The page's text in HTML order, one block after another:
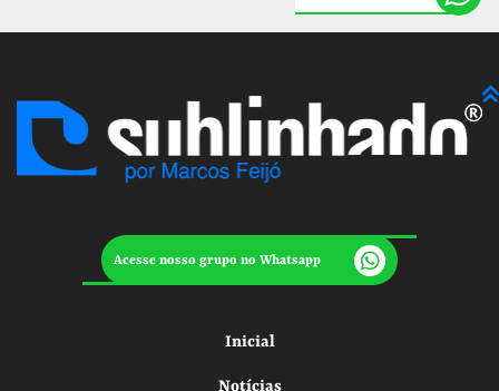
Acesse nosso grupo no Whatsapp
Inicial
Notícias